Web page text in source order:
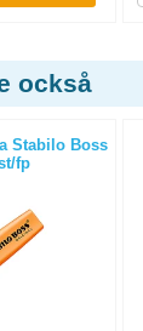
också
Stabilo Boss
fp